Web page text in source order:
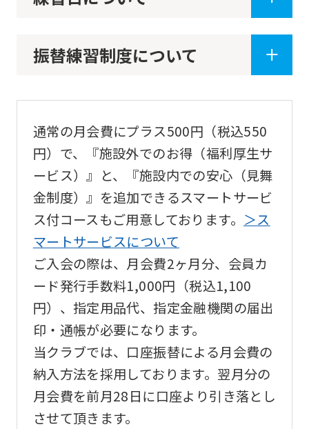
振替練習制度について
通常の月会費にプラス500円（税込550
円）で、『施設外でのお得（福利厚生サ
ービス）』と、『施設内での安心（見舞
金制度）』を追加できるスマートサービ
ス付コースもご用意しております。 ＞ス
マートサービスについて
ご入会の際は、月会費2ヶ月分、会員カ
ード発行手数料1,000円（税込1,100
円）、指定用品代、指定金融機関の届出
印・通帳が必要になります。
当クラブでは、口座振替による月会費の
納入方法を採用しております。翌月分の
月会費を前月28日に口座より引き落とし
させて頂きます。
translation)
return
the
top
page.
However,
if
you
use
an
automatic
translation
service,
the
Japanese